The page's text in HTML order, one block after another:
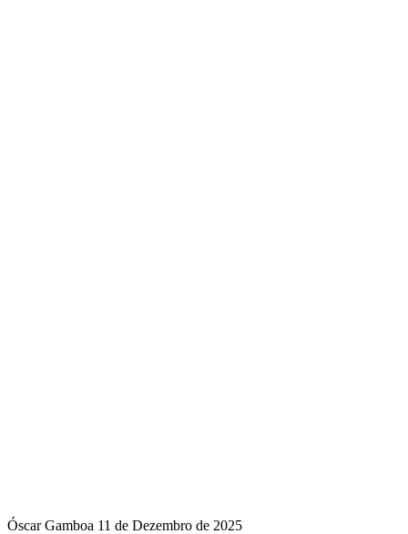
Óscar Gamboa 11 de Dezembro de 2025